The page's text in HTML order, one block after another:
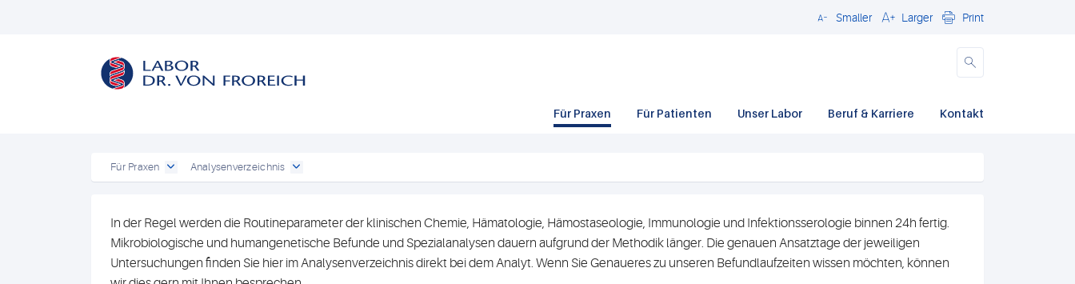
CloseSmaller Larger Print
Für Praxen Für Patienten Unser Labor Beruf & Karriere Kontakt
Für Praxen Analysenverzeichnis
In der Regel werden die Routineparameter der klinischen Chemie, Hämatologie, Hämostaseologie, Immunologie und Infektionsserologie binnen 24h fertig.
Mikrobiologische und humangenetische Befunde und Spezialanalysen dauern aufgrund der Methodik länger. Die genauen Ansatztage der jeweiligen
Untersuchungen finden Sie hier im Analysenverzeichnis direkt bei dem Analyt. Wenn Sie Genaueres zu unseren Befundlaufzeiten wissen möchten, können